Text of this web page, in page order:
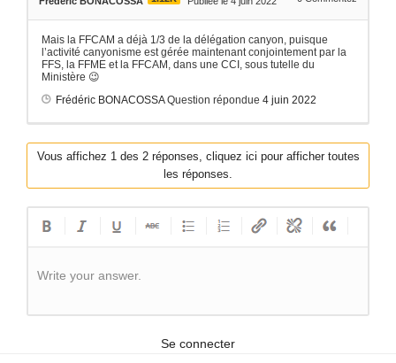
Mais la FFCAM a déjà 1/3 de la délégation canyon, puisque
l’activité canyonisme est gérée maintenant conjointement par la
FFS, la FFME et la FFCAM, dans une CCI, sous tutelle du
Ministère 😉
Frédéric BONACOSSAQuestion répondue 4 juin 2022
Vous affichez 1 des 2 réponses, cliquez ici pour afficher toutes
les réponses.
Write your answer.
Se connecter